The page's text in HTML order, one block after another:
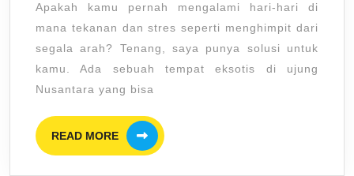
Di
Bawah
Laut
Yang
Bikin
Jiwa
Tenang
Apakah kamu pernah mengalami hari-hari di
mana tekanan dan stres seperti menghimpit dari
segala arah? Tenang, saya punya solusi untuk
kamu. Ada sebuah tempat eksotis di ujung
Nusantara yang bisa
READ MORE
READ
MORE